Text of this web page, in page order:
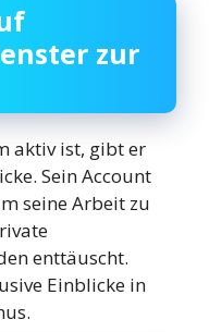
zur
aktiv ist, gibt er
Sein Account
seine Arbeit zu
enttäuscht.
Einblicke in